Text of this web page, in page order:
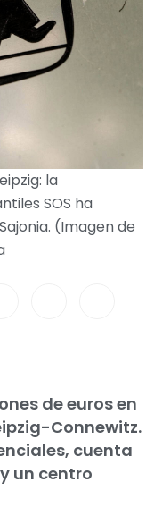
la
SOS ha
(Imagen de
de euros en
Connewitz.
cuenta
un centro